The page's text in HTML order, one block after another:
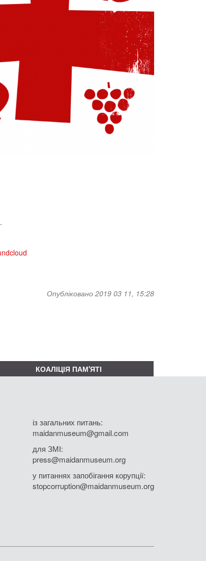
Опубліковано 2019 03 11, 15:28
КОАЛІЦІЯ ПАМ'ЯТІ
із загальних питань:
maidanmuseum@gmail.com
для ЗМІ:
press@maidanmuseum.org
у питаннях запобігання корупції:
stopcorruption@maidanmuseum.org